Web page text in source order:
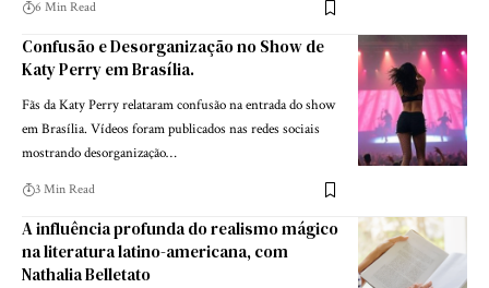
6 Min Read
Confusão e Desorganização no Show de
Katy Perry em Brasília.
Fãs da Katy Perry relataram confusão na entrada do show
em Brasília. Vídeos foram publicados nas redes sociais
mostrando desorganização…
3 Min Read
A influência profunda do realismo mágico
na literatura latino-americana, com
Nathalia Belletato